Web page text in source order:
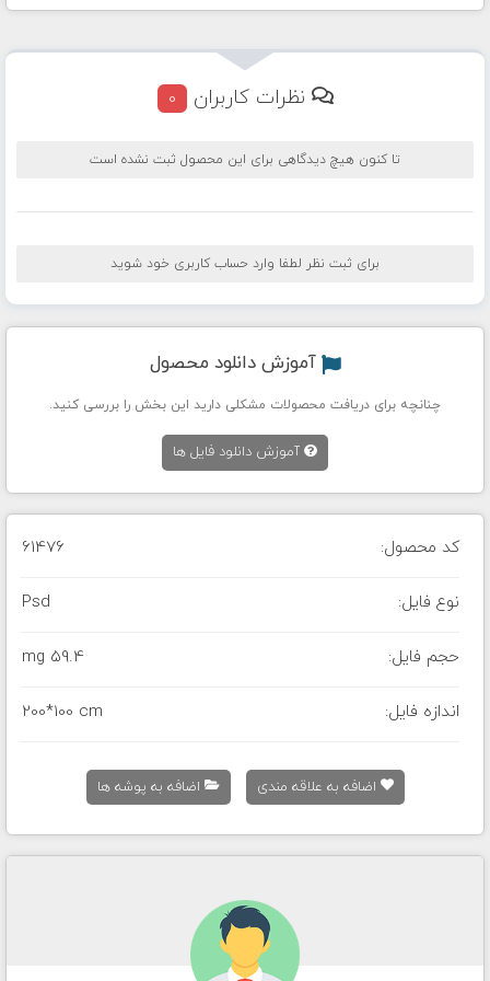
نظرات کاربران 0
تا کنون هیچ دیدگاهی برای این محصول ثبت نشده است
برای ثبت نظر لطفا وارد حساب کاربری خود شوید
آموزش دانلود محصول
چنانچه برای دریافت محصولات مشکلی دارید این بخش را بررسی کنید.
آموزش دانلود فایل ها
کد محصول: 61476
نوع فایل: Psd
حجم فایل: 59.4 mg
اندازه فایل: 200*100 cm
اضافه به علاقه مندی اضافه به پوشه ها